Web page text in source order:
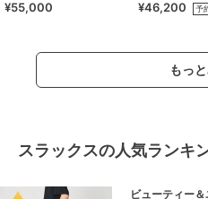
¥55,000 コート
¥46,200 予
もっ
スラックスの人気ランキ
ビューティー